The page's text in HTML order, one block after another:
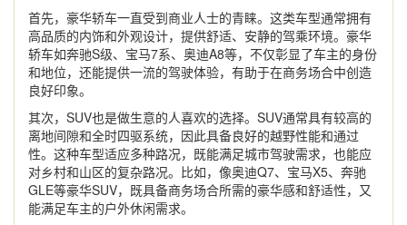
首先，豪华轿车一直受到商业人士的青睐。这类车型通常拥有
高品质的内饰和外观设计，提供舒适、安静的驾乘环境。豪华
轿车如奔驰S级、宝马7系、奥迪A8等，不仅彰显了车主的身份
和地位，还能提供一流的驾驶体验，有助于在商务场合中创造
良好印象。
其次，SUV也是做生意的人喜欢的选择。SUV通常具有较高的
离地间隙和全时四驱系统，因此具备良好的越野性能和通过
性。这种车型适应多种路况，既能满足城市驾驶需求，也能应
对乡村和山区的复杂路况。比如，像奥迪Q7、宝马X5、奔驰
GLE等豪华SUV，既具备商务场合所需的豪华感和舒适性，又
能满足车主的户外休闲需求。